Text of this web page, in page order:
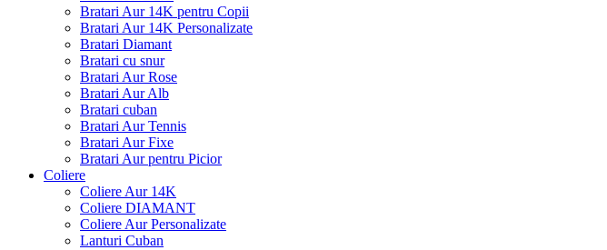
Bratari Aur 14K pentru Copii
Bratari Aur 14K Personalizate
Bratari Diamant
Bratari cu snur
Bratari Aur Rose
Bratari Aur Alb
Bratari cuban
Bratari Aur Tennis
Bratari Aur Fixe
Bratari Aur pentru Picior
Coliere
Coliere Aur 14K
Coliere DIAMANT
Coliere Aur Personalizate
Lanturi Cuban